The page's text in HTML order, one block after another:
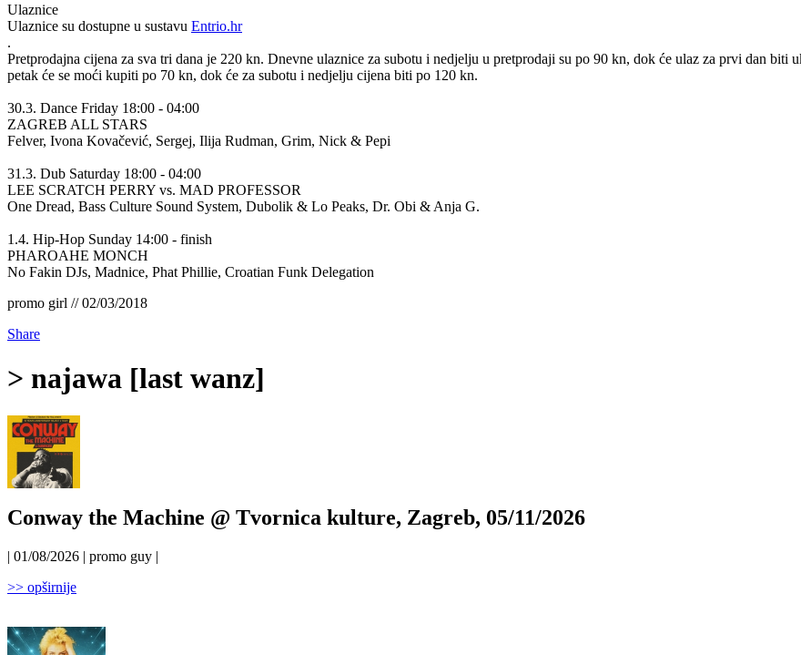
Ulaznice
Ulaznice su dostupne u sustavu Entrio.hr
.
Pretprodajna cijena za sva tri dana je 220 kn. Dnevne ulaznice za subotu i nedjelju u pretprodaji su po 90 kn, dok će ulaz za prvi dan biti
petak će se moći kupiti po 70 kn, dok će za subotu i nedjelju cijena biti po 120 kn.
30.3. Dance Friday 18:00 - 04:00
ZAGREB ALL STARS
Felver, Ivona Kovačević, Sergej, Ilija Rudman, Grim, Nick & Pepi
31.3. Dub Saturday 18:00 - 04:00
LEE SCRATCH PERRY vs. MAD PROFESSOR
One Dread, Bass Culture Sound System, Dubolik & Lo Peaks, Dr. Obi & Anja G.
1.4. Hip-Hop Sunday 14:00 - finish
PHAROAHE MONCH
No Fakin DJs, Madnice, Phat Phillie, Croatian Funk Delegation
promo girl // 02/03/2018
Share
> najawa [last wanz]
Conway the Machine @ Tvornica kulture, Zagreb, 05/11/2026
| 01/08/2026 | promo guy |
>> opširnije